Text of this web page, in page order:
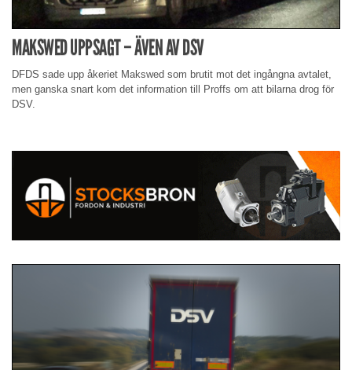
MAKSWED UPPSAGT – ÄVEN AV DSV
DFDS sade upp åkeriet Makswed som brutit mot det ingångna avtalet,
men ganska snart kom det information till Proffs om att bilarna drog för
DSV.